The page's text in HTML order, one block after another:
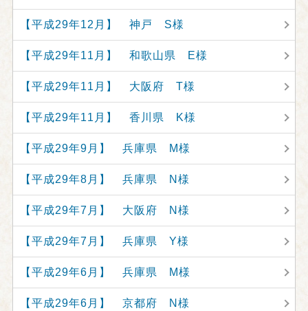
【平成29年12月】 神戸 S様
【平成29年11月】 和歌山県 E様
【平成29年11月】 大阪府 T様
【平成29年11月】 香川県 K様
【平成29年9月】 兵庫県 M様
【平成29年8月】 兵庫県 N様
【平成29年7月】 大阪府 N様
【平成29年7月】 兵庫県 Y様
【平成29年6月】 兵庫県 M様
【平成29年6月】 京都府 N様